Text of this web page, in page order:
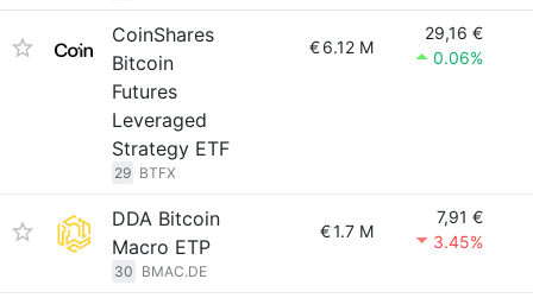
CoinShares
Bitcoin
Futures
Leveraged
Strategy ETF
29 BTFX
€6.12 M
29,16 €
0.06%
DDA Bitcoin
Macro ETP
30 BMAC.DE
€1.7 M
7,91 €
3.45%